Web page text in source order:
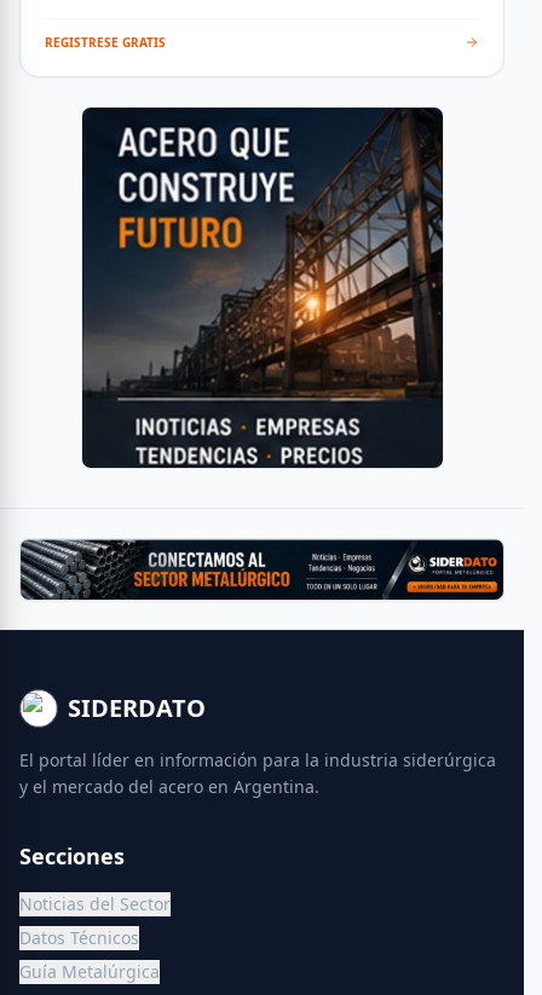
REGISTRESE GRATIS
SIDERDATO
El portal líder en información para la industria siderúrgica
y el mercado del acero en Argentina.
Secciones
Noticias del Sector
Datos Técnicos
Guía Metalúrgica